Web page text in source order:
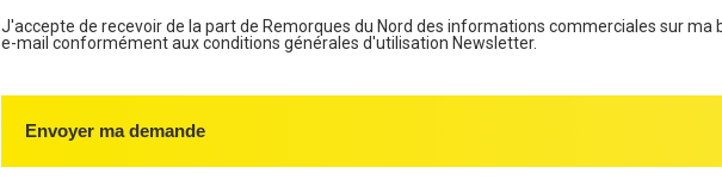
J'accepte de recevoir de la part de Remorques du Nord des informations commerciales sur ma
e-mail conformément aux conditions générales d'utilisation Newsletter.
Envoyer ma demande